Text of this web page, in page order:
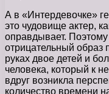
А в «Интердевочке»
это чудовище актер,
оправдывает.
отрицательный образ
руках двое детей и
человека, который к
вдруг возникла
количество времени